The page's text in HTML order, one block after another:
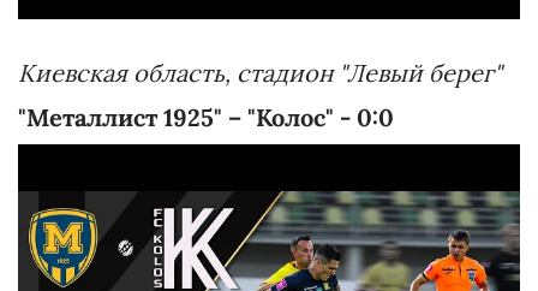
Киевская область, стадион "Левый берег"
"Металлист 1925" – "Колос" - 0:0